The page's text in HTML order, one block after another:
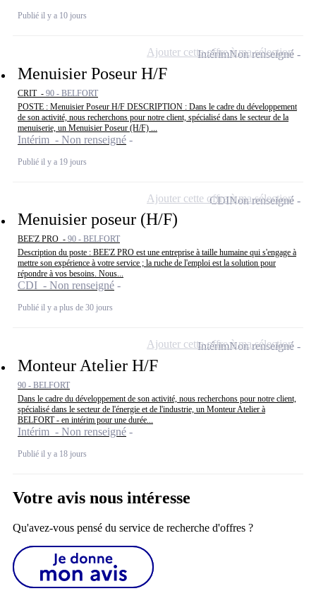
Publié il y a 10 jours
Menuisier Poseur H/F
CRIT - 90 - BELFORT
POSTE : Menuisier Poseur H/F DESCRIPTION : Dans le cadre du développement
de son activité, nous recherchons pour notre client, spécialisé dans le secteur de la
menuiserie, un Menuisier Poseur (H/F) ...
Intérim - Non renseigné
Publié il y a 19 jours
IntérimNon renseigné
Ajouter cette offre à ma sélection
Menuisier poseur (H/F)
BEE'Z PRO - 90 - BELFORT
Description du poste : BEE'Z PRO est une entreprise à taille humaine qui s'engage à
mettre son expérience à votre service ; la ruche de l'emploi est la solution pour
répondre à vos besoins. Nous...
CDI - Non renseigné
Publié il y a plus de 30 jours
CDINon renseigné
Ajouter cette offre à ma sélection
Monteur Atelier H/F
90 - BELFORT
Dans le cadre du développement de son activité, nous recherchons pour notre client,
spécialisé dans le secteur de l'énergie et de l'industrie, un Monteur Atelier à
BELFORT - en intérim pour une durée...
Intérim - Non renseigné
Publié il y a 18 jours
IntérimNon renseigné
Ajouter cette offre à ma sélection
Votre avis nous intéresse
Qu'avez-vous pensé du service de recherche d'offres ?